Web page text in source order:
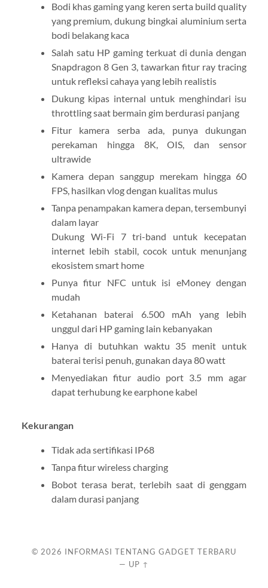
Bodi khas gaming yang keren serta build quality
yang premium, dukung bingkai aluminium serta
bodi belakang kaca
Salah satu HP gaming terkuat di dunia dengan
Snapdragon 8 Gen 3, tawarkan fitur ray tracing
untuk refleksi cahaya yang lebih realistis
Dukung kipas internal untuk menghindari isu
throttling saat bermain gim berdurasi panjang
Fitur kamera serba ada, punya dukungan
perekaman hingga 8K, OIS, dan sensor
ultrawide
Kamera depan sanggup merekam hingga 60
FPS, hasilkan vlog dengan kualitas mulus
Tanpa penampakan kamera depan, tersembunyi
dalam layar
Dukung Wi-Fi 7 tri-band untuk kecepatan
internet lebih stabil, cocok untuk menunjang
ekosistem smart home
Punya fitur NFC untuk isi eMoney dengan
mudah
Ketahanan baterai 6.500 mAh yang lebih
unggul dari HP gaming lain kebanyakan
Hanya di butuhkan waktu 35 menit untuk
baterai terisi penuh, gunakan daya 80 watt
Menyediakan fitur audio port 3.5 mm agar
dapat terhubung ke earphone kabel
Kekurangan
Tidak ada sertifikasi IP68
Tanpa fitur wireless charging
Bobot terasa berat, terlebih saat di genggam
dalam durasi panjang
© 2026 INFORMASI TENTANG GADGET TERBARU
— UP ↑